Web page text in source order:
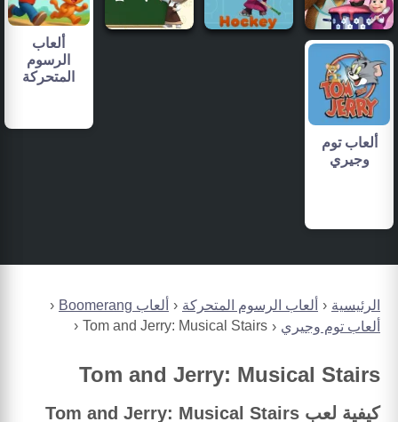
الرئيسية ألعاب الرسوم المتحركة
ألعاب Boomerang
ألعاب توم وجيري
Tom and Jerry: Musical Stairs
Tom and Jerry: Musical Stairs
كيفية لعب Tom and Jerry: Musical Stairs
ألعاب
الرسوم
المتحركة
ألعاب توم
وجيري